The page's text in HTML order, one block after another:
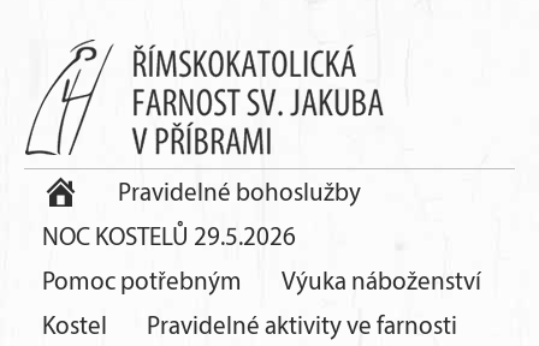
Pravidelné bohoslužby
NOC KOSTELŮ 29.5.2026
Pomoc potřebným
Výuka náboženství
Kostel
Pravidelné aktivity ve farnosti